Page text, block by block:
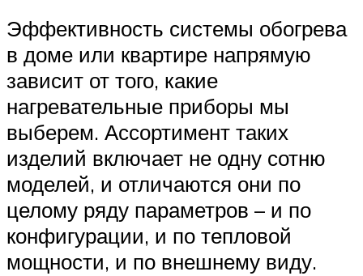
Эффективность системы обогрева
в доме или квартире напрямую
зависит от того, какие
нагревательные приборы мы
выберем. Ассортимент таких
изделий включает не одну сотню
моделей, и отличаются они по
целому ряду параметров – и по
конфигурации, и по тепловой
мощности, и по внешнему виду.